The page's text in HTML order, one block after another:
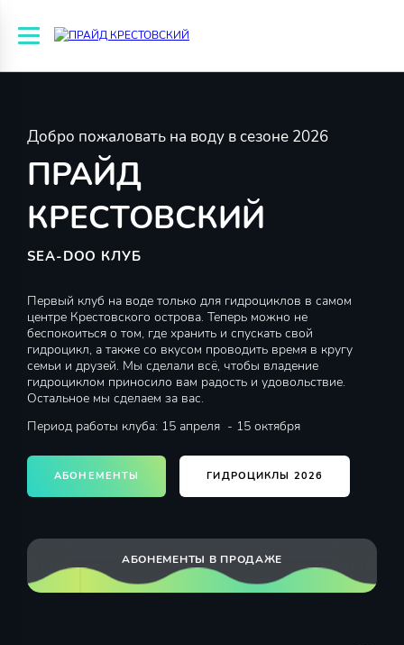
Добро пожаловать на воду в сезоне 2026
ПРАЙД
КРЕСТОВСКИЙ
SEA-DOO КЛУБ
Первый клуб на воде только для гидроциклов в самом
центре Крестовского острова. Теперь можно не
беспокоиться о том, где хранить и спускать свой
гидроцикл, а также со вкусом проводить время в кругу
семьи и друзей. Мы сделали всё, чтобы владение
гидроциклом приносило вам радость и удовольствие.
Остальное мы сделаем за вас.
Период работы клуба: 15 апреля - 15 октября
АБОНЕМЕНТЫ ГИДРОЦИКЛЫ 2026
АБОНЕМЕНТЫ В ПРОДАЖЕ